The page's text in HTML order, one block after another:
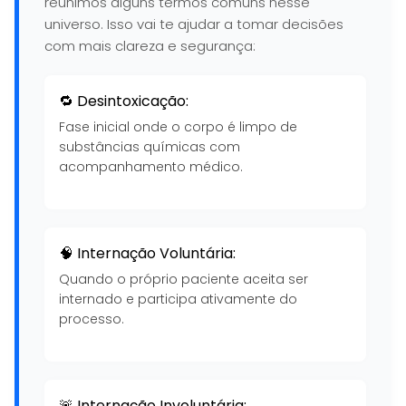
universo. Isso vai te ajudar a tomar decisões
com mais clareza e segurança:
🔁 Desintoxicação:
Fase inicial onde o corpo é limpo de
substâncias químicas com
acompanhamento médico.
🧠 Internação Voluntária:
Quando o próprio paciente aceita ser
internado e participa ativamente do
processo.